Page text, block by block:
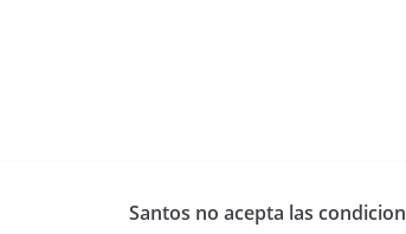
Santos no acepta las